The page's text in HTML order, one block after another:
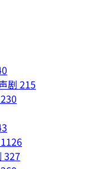
剧 215
230
1126
327